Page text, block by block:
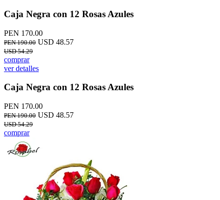
Caja Negra con 12 Rosas Azules
PEN 170.00
PEN 190.00 USD 48.57
USD 54.29
comprar
ver detalles
Caja Negra con 12 Rosas Azules
PEN 170.00
PEN 190.00 USD 48.57
USD 54.29
comprar